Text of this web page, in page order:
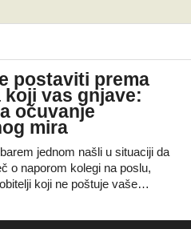
postaviti prema
koji vas gnjave:
očuvanje
mira
jednom našli u situaciji da
o naporom kolegi na poslu,
koji ne poštuje vaše…